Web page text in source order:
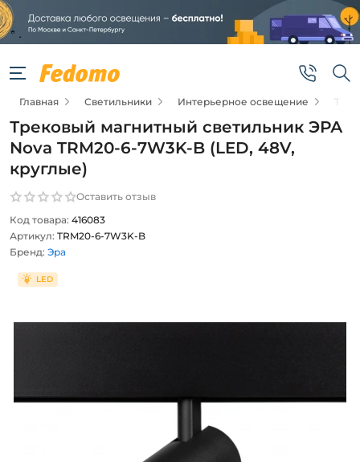
Главная Светильники Интерьерное освещение
Трековый магнитный светильник ЭРА
Nova TRM20-6-7W3K-B (LED, 48V,
круглые)
Оставить отзыв
Код товара: 416083
Артикул: TRM20-6-7W3K-B
Бренд: Эра